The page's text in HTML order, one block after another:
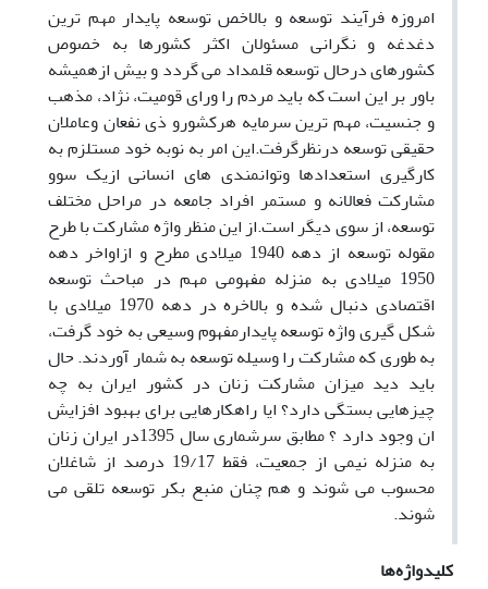
امروزه فرآیند توسعه و بالاخص توسعه پایدار مهم ترین
دغدغه و نگرانی مسئولان اکثر کشورها به خصوص
کشورهای درحال توسعه قلمداد می گردد و بیش ازهمیشه
باور بر این است که باید مردم را ورای قومیت، نژاد، مذهب
و جنسیت، مهم ترین سرمایه هرکشورو ذی نفعان وعاملان
حقیقی توسعه درنظرگرفت.این امر به نوبه خود مستلزم به
کارگیری استعدادها وتوانمندی های انسانی ازیک سوو
مشارکت فعالانه و مستمر افراد جامعه در مراحل مختلف
توسعه، از سوی دیگر است.از این منظر واژه مشارکت با طرح
مقوله توسعه از دهه 1940 میلادی مطرح و ازاواخر دهه
1950 میلادی به منزله مفهومی مهم در مباحث توسعه
اقتصادی دنبال شده و بالاخره در دهه 1970 میلادی با
شکل گیری واژه توسعه پایدارمفهوم وسیعی به خود گرفت،
به طوری که مشارکت را وسیله توسعه به شمار آوردند. حال
باید دید میزان مشارکت زنان در کشور ایران به چه
چیزهایی بستگی دارد؟ ایا راهکارهایی برای بهبود افزایش
ان وجود دارد ؟ مطابق سرشماری سال 1395در ایران زنان
به منزله نیمی از جمعیت، فقط 19/17 درصد از شاغلان
محسوب می شوند و هم چنان منبع بکر توسعه تلقی می
شوند.
کلیدواژه‌ها